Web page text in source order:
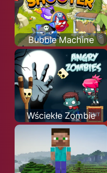
Bubble Machine
Wściekłe Zombie